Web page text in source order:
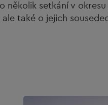
setkání v okresu
také o jejich